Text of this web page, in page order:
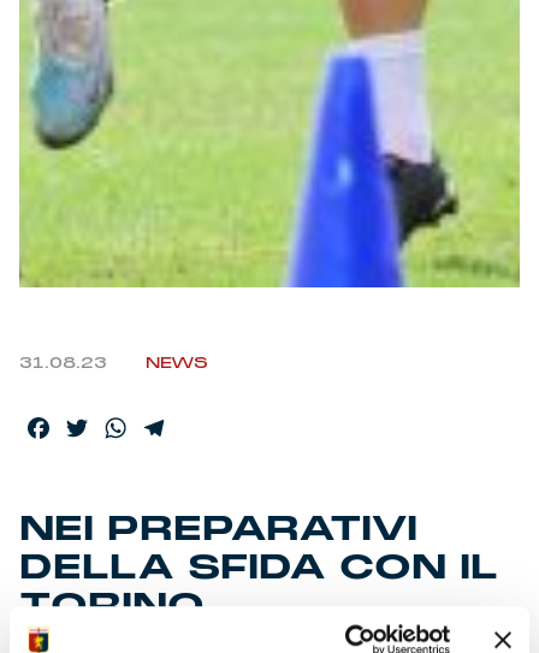
Isolani x Genoa
Gift Card Online Store
31.08.23 NEWS
Facebook
TwitterWhatsApp
NEI PREPARATIVI
DELLA SFIDA CON IL
TORINO